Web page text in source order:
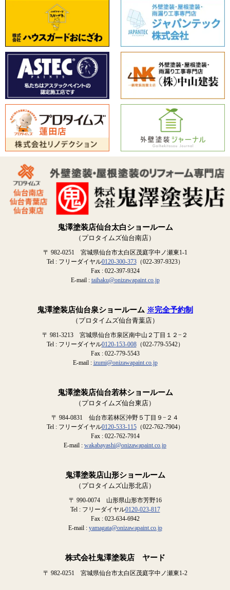
鬼澤塗装店仙台太白ショールーム
（プロタイムズ仙台南店）
〒 982-0251 宮城県仙台市太白区茂庭字中ノ瀬東1-1
Tel : フリーダイヤル0120-300-373（022-397-9323）
Fax : 022-397-9324
E-mail : taihaku@onizawapaint.co.jp
鬼澤塗装店仙台泉ショールーム ※完全予約制
（プロタイムズ仙台青葉店）
〒 981-3213 宮城県仙台市泉区南中山２丁目１２−２
Tel : フリーダイヤル0120-153-008（022-779-5542）
Fax : 022-779-5543
E-mail : izumi@onizawapaint.co.jp
鬼澤塗装店仙台若林ショールーム
（プロタイムズ仙台東店）
〒 984-0831 仙台市若林区沖野５丁目９−２４
Tel : フリーダイヤル0120-533-115（022-762-7904）
Fax : 022-762-7914
E-mail : wakabayashi@onizawapaint.co.jp
鬼澤塗装店山形ショールーム
（プロタイムズ山形北店）
〒 990-0074 山形県山形市芳野16
Tel : フリーダイヤル0120-023-817
Fax : 023-634-6942
E-mail : yamagata@onizawapaint.co.jp
株式会社鬼澤塗装店 ヤード
〒 982-0251 宮城県仙台市太白区茂庭字中ノ瀬東1-2